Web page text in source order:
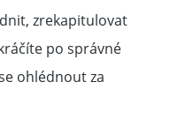
zrekapitulovat
po správné
ohlédnout za